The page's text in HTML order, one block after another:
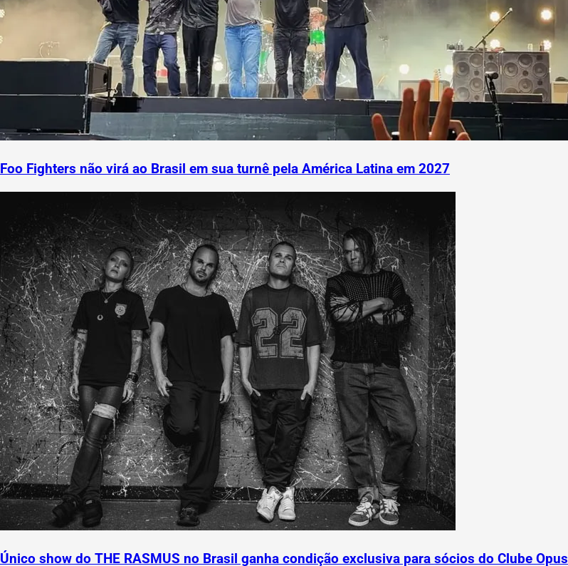
Foo Fighters não virá ao Brasil em sua turnê pela América Latina em 2027
Único show do THE RASMUS no Brasil ganha condição exclusiva para sócios do Clube Opus